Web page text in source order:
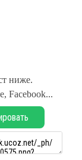
ниже.
Facebook...